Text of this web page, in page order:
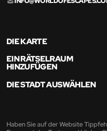
DIE KARTE
EIN RÄTSELRAUM
HINZUFÜGEN
DIE STADT AUSWÄHLEN
Haben Sie auf der Website